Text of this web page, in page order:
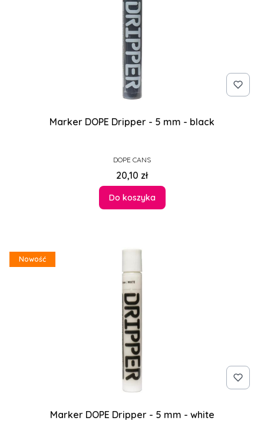
Marker DOPE Dripper - 5 mm - black
PRODUCENT
DOPE CANS
Cena
20,10 zł
Do koszyka
Nowość
Marker DOPE Dripper - 5 mm - white